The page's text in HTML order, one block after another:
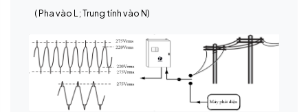
( Pha vào L; Trung tính vào N)